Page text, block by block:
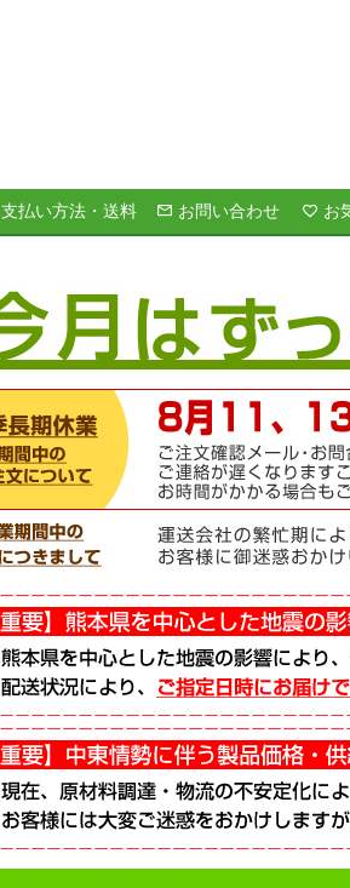
支払い方法・送料 お問い合わせ お